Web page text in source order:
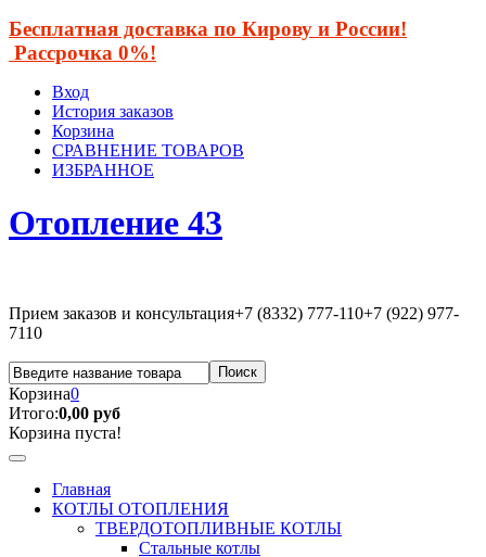
Бесплатная доставка по Кирову и России!
Рассрочка 0%!
Вход
История заказов
Корзина
СРАВНЕНИЕ ТОВАРОВ
ИЗБРАННОЕ
Отопление 43
Прием заказов и консультация+7 (8332) 777-110+7 (922) 977-
7110
Корзина0
Итого:0,00 руб
Корзина пуста!
Главная
КОТЛЫ ОТОПЛЕНИЯ
ТВЕРДОТОПЛИВНЫЕ КОТЛЫ
Стальные котлы